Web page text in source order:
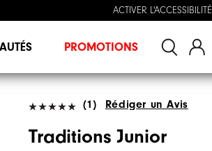
ACTIVER L'ACCESSIBILITÉ
PROMOTIONS
(1) Rédiger un Avis
Traditions Junior